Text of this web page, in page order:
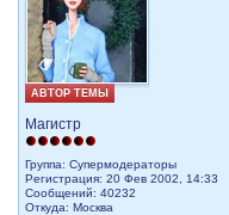
АВТОР ТЕМЫ
Магистр
Группа: Супермодераторы
Регистрация: 20 Фев 2002, 14:33
Сообщений: 40232
Откуда: Москва